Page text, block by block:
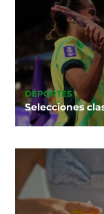
DEPORTES
Selecciones